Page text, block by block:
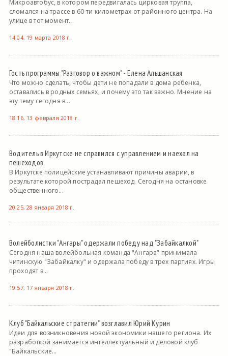
Микроавтобус, в котором передвигалась цирковая труппа,
сломался на трассе в 60-ти километрах от районного центра. На
улице в тот момент...
14:04, 19 марта 2018 г.
Гость программы "Разговор о важном" - Елена Альшанская
Что можно сделать, чтобы дети не попадали в дома ребенка,
оставались в родных семьях, и почему это так важно. Мнение на
эту тему сегодня в...
18:16, 13 февраля 2018 г.
Водитель в Иркутске не справился с управлением и наехал на
пешеходов
В Иркутске полицейские устанавливают причины аварии, в
результате которой пострадал пешеход. Сегодня на остановке
общественного...
20:25, 28 января 2018 г.
Волейболистки "Ангары" одержали победу над "Забайкалкой"
Сегодня наша волейбольная команда "Ангара" принимала
читинскую "Забайкалку" и одержала победу в трех партиях. Игры
проходят в...
19:57, 17 января 2018 г.
Клуб "Байкальские стратегии" возглавил Юрий Курин
Идеи для возникновения новой экономики нашего региона. Их
разработкой занимается интеллектуальный и деловой клуб
"Байкальские...